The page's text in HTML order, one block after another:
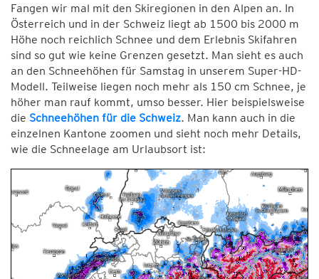
Fangen wir mal mit den Skiregionen in den Alpen an. In
Österreich und in der Schweiz liegt ab 1500 bis 2000 m
Höhe noch reichlich Schnee und dem Erlebnis Skifahren
sind so gut wie keine Grenzen gesetzt. Man sieht es auch
an den Schneehöhen für Samstag in unserem Super-HD-
Modell. Teilweise liegen noch mehr als 150 cm Schnee, je
höher man rauf kommt, umso besser. Hier beispielsweise
die Schneehöhen für die Schweiz. Man kann auch in die
einzelnen Kantone zoomen und sieht noch mehr Details,
wie die Schneelage am Urlaubsort ist: